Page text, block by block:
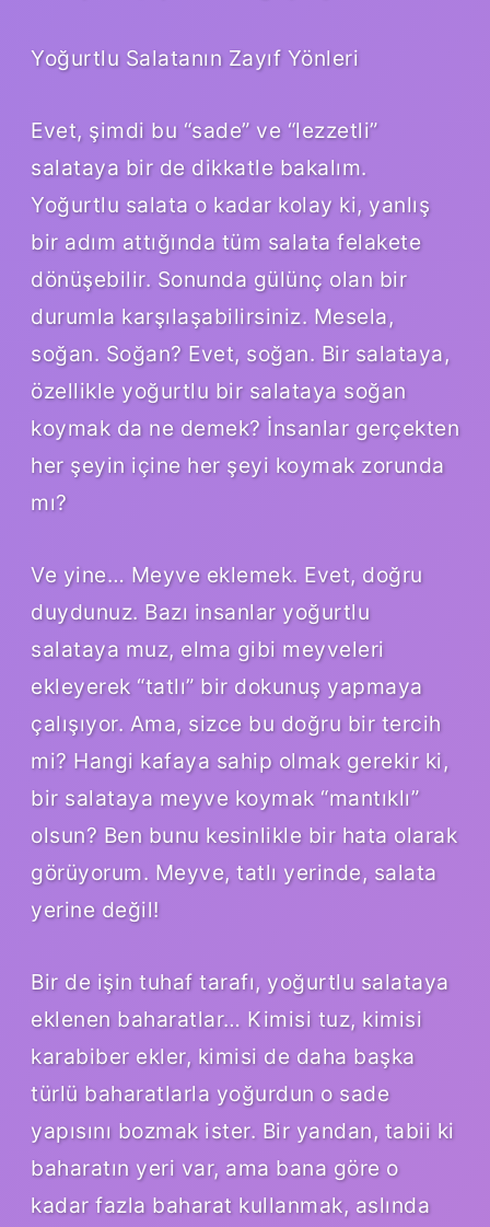
Yoğurtlu Salatanın Zayıf Yönleri
Evet, şimdi bu “sade” ve “lezzetli”
salataya bir de dikkatle bakalım.
Yoğurtlu salata o kadar kolay ki, yanlış
bir adım attığında tüm salata felakete
dönüşebilir. Sonunda gülünç olan bir
durumla karşılaşabilirsiniz. Mesela,
soğan. Soğan? Evet, soğan. Bir salataya,
özellikle yoğurtlu bir salataya soğan
koymak da ne demek? İnsanlar gerçekten
her şeyin içine her şeyi koymak zorunda
mı?
Ve yine… Meyve eklemek. Evet, doğru
duydunuz. Bazı insanlar yoğurtlu
salataya muz, elma gibi meyveleri
ekleyerek “tatlı” bir dokunuş yapmaya
çalışıyor. Ama, sizce bu doğru bir tercih
mi? Hangi kafaya sahip olmak gerekir ki,
bir salataya meyve koymak “mantıklı”
olsun? Ben bunu kesinlikle bir hata olarak
görüyorum. Meyve, tatlı yerinde, salata
yerine değil!
Bir de işin tuhaf tarafı, yoğurtlu salataya
eklenen baharatlar… Kimisi tuz, kimisi
karabiber ekler, kimisi de daha başka
türlü baharatlarla yoğurdun o sade
yapısını bozmak ister. Bir yandan, tabii ki
baharatın yeri var, ama bana göre o
kadar fazla baharat kullanmak, aslında